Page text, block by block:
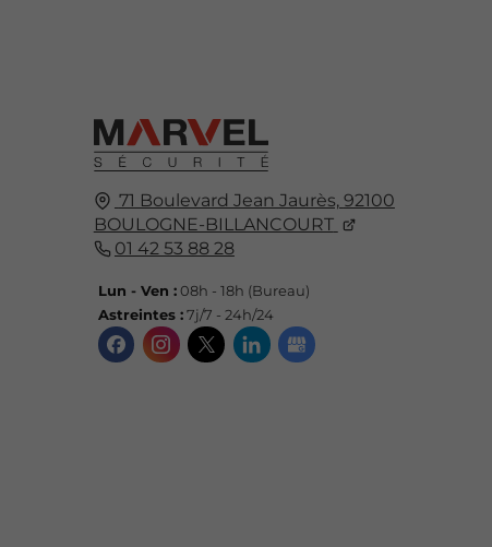
71 Boulevard Jean Jaurès, 92100
BOULOGNE-BILLANCOURT
01 42 53 88 28
Lun - Ven :08h - 18h (Bureau)
Astreintes :7j/7 - 24h/24